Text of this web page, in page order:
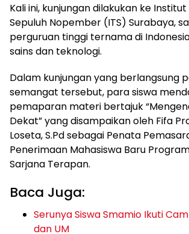
Kali ini, kunjungan dilakukan ke
Sepuluh Nopember (ITS) Surabaya,
perguruan tinggi ternama di
sains dan teknologi.
Dalam kunjungan yang berlangsung
semangat tersebut, para siswa
pemaparan materi bertajuk
Dekat” yang disampaikan oleh Fifa
Loseta, S.Pd sebagai Penata
Penerimaan Mahasiswa Baru
Sarjana Terapan.
Baca Juga:
Serunya Siswa Smamio Ikuti
dan UM